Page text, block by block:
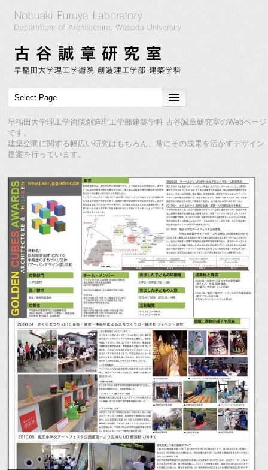
早稲田大学理工学術院創造理工学部建築学科 古谷誠章研究室のWebページ
です。
建築空間に関する幅広い研究はもちろん、常にその成果を活かすデザイン
提案を行っています。